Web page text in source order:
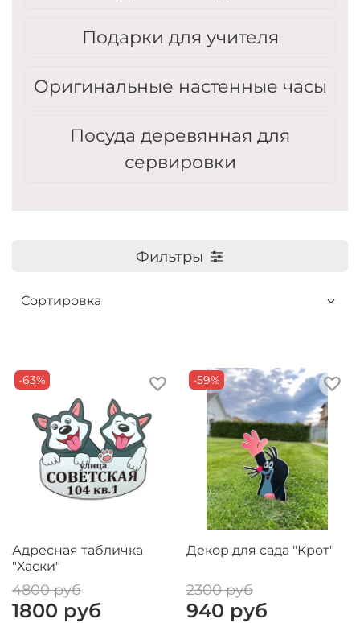
Подарки для учителя
Оригинальные настенные часы
Посуда деревянная для
сервировки
Фильтры
-63%
Адресная табличка
"Хаски"
4800 руб
1800 руб
-59%
Декор для сада "Крот"
2300 руб
940 руб